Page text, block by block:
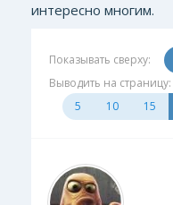
интересно многим.
Показывать сверху:
Выводить на страницу:
5
10 15